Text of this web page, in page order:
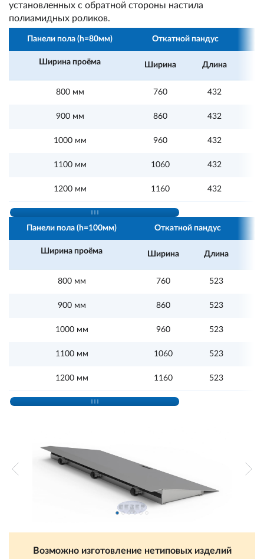
установленных с обратной стороны настила
полиамидных роликов.
Панели пола (h=80мм) Откатной пандус
Ширина проёма Ширина Длина
800 мм 760 432
900 мм 860 432
1000 мм 960 432
1100 мм 1060 432
1200 мм 1160 432
Панели пола (h=100мм) Откатной пандус
Ширина проёма Ширина Длина
800 мм 760 523
900 мм 860 523
1000 мм 960 523
1100 мм 1060 523
1200 мм 1160 523
Возможно изготовление нетиповых изделий